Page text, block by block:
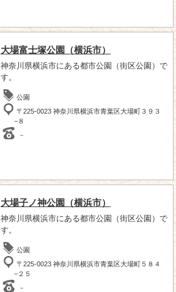
大場富士塚公園（横浜市）
神奈川県横浜市にある都市公園（街区公園）で
す。
公園
〒225-0023 神奈川県横浜市青葉区大場町３９３
−８
－
大場子ノ神公園（横浜市）
神奈川県横浜市にある都市公園（街区公園）で
す。
公園
〒225-0023 神奈川県横浜市青葉区大場町５８４
−２５
－